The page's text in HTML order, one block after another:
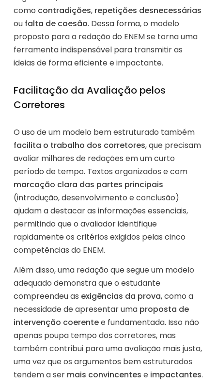
como contradições, repetições desnecessárias
ou falta de coesão. Dessa forma, o modelo
proposto para a redação do ENEM se torna uma
ferramenta indispensável para transmitir as
ideias de forma eficiente e impactante.
Facilitação da Avaliação pelos
Corretores
O uso de um modelo bem estruturado também
facilita o trabalho dos corretores, que precisam
avaliar milhares de redações em um curto
período de tempo. Textos organizados e com
marcação clara das partes principais
(introdução, desenvolvimento e conclusão)
ajudam a destacar as informações essenciais,
permitindo que o avaliador identifique
rapidamente os critérios exigidos pelas cinco
competências do ENEM.
Além disso, uma redação que segue um modelo
adequado demonstra que o estudante
compreendeu as exigências da prova, como a
necessidade de apresentar uma proposta de
intervenção coerentee fundamentada. Isso não
apenas poupa tempo dos corretores, mas
também contribui para uma avaliação mais justa,
uma vez que os argumentos bem estruturados
tendem a ser mais convincentes e impactantes.